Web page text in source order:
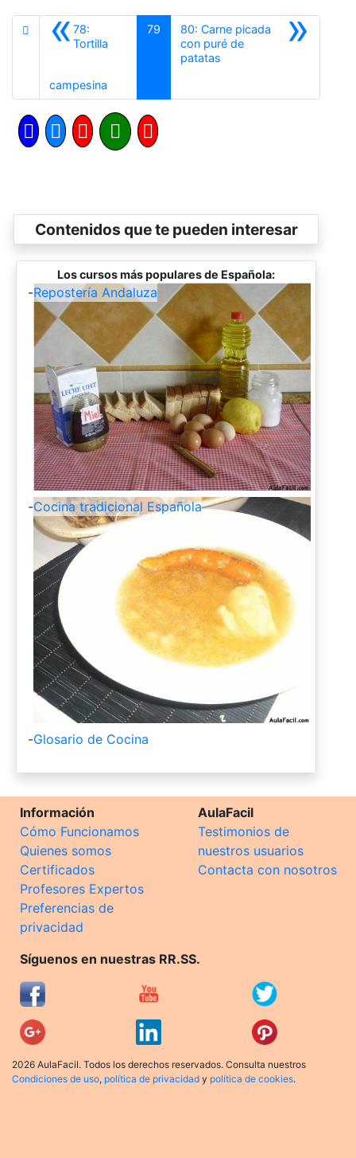
«78:
Tortilla
campesina
79 »
80: Carne picada
con puré de
patatasSiguiente
Contenidos que te pueden interesar
Los cursos más populares de Española:
-Repostería Andaluza
-Cocina tradicional Española
-Glosario de Cocina
Información
Cómo Funcionamos
Quienes somos
Certificados
Profesores Expertos
Preferencias de
privacidad
AulaFacil
Testimonios de
nuestros usuarios
Contacta con nosotros
Síguenos en nuestras RR.SS.
2026 AulaFacil. Todos los derechos reservados. Consulta nuestros
Condiciones de uso, política de privacidad y política de cookies.